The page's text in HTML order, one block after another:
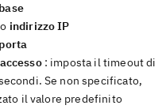
o indirizzo IP
: imposta il timeout di
Se non specificato,
il valore predefinito